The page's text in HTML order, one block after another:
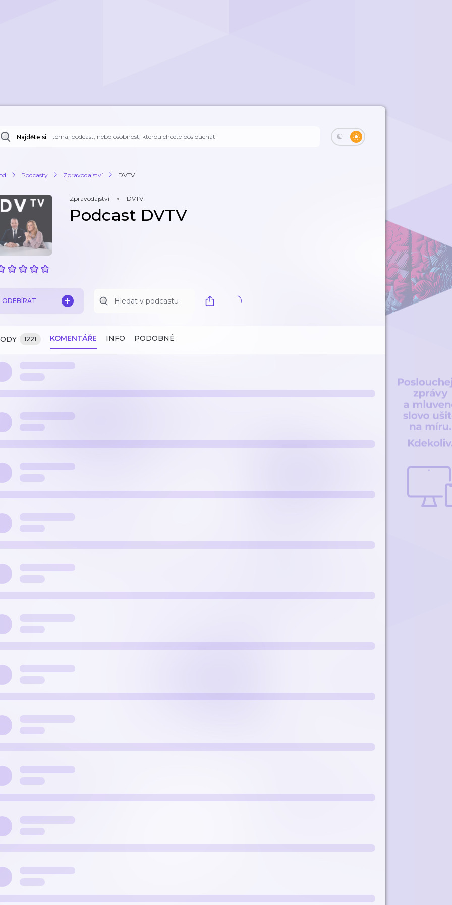
Najděte si:
Podcasty Zpravodajství DVTV
Zpravodajství DVTV
Podcast DVTV
ODEBÍRAT
1221 KOMENTÁŘE INFO PODOBNÉ